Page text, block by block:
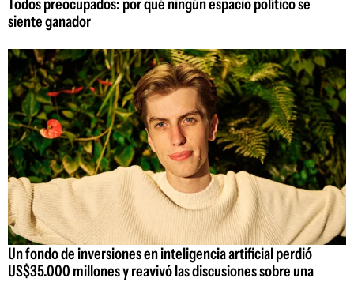
siente ganador
Un fondo de inversiones en inteligencia artificial perdió
US$35.000 millones y reavivó las discusiones sobre una